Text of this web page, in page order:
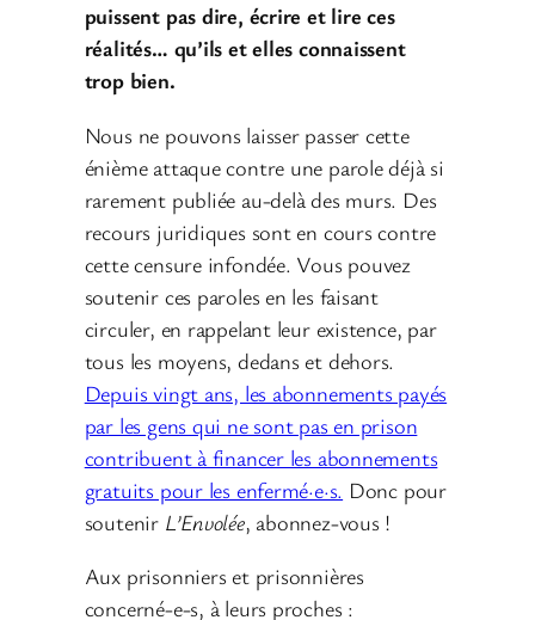
puissent pas dire, écrire et lire ces
réalités… qu’ils et elles connaissent
trop bien.
Nous ne pouvons laisser passer cette
énième attaque contre une parole déjà si
rarement publiée au-delà des murs. Des
recours juridiques sont en cours contre
cette censure infondée. Vous pouvez
soutenir ces paroles en les faisant
circuler, en rappelant leur existence, par
tous les moyens, dedans et dehors.
Depuis vingt ans, les abonnements payés
par les gens qui ne sont pas en prison
contribuent à financer les abonnements
gratuits pour les enfermé·e·s. Donc pour
soutenir L’Envolée, abonnez-vous !
Aux prisonniers et prisonnières
concerné-e-s, à leurs proches :